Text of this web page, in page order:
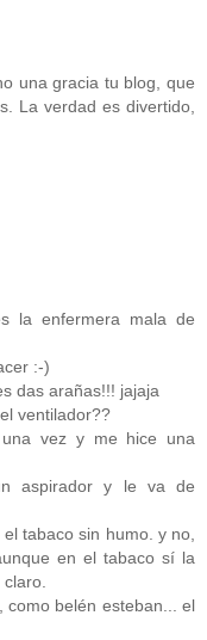
una gracia tu blog, que
La verdad es divertido,
la enfermera mala de
:-)
das arañas!!! jajaja
ventilador??
vez y me hice una
aspirador y le va de
tabaco sin humo. y no,
en el tabaco sí la
como belén esteban... el